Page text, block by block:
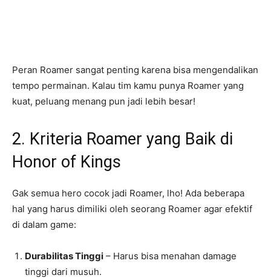
Peran Roamer sangat penting karena bisa mengendalikan
tempo permainan. Kalau tim kamu punya Roamer yang
kuat, peluang menang pun jadi lebih besar!
2. Kriteria Roamer yang Baik di
Honor of Kings
Gak semua hero cocok jadi Roamer, lho! Ada beberapa
hal yang harus dimiliki oleh seorang Roamer agar efektif
di dalam game:
Durabilitas Tinggi – Harus bisa menahan damage
tinggi dari musuh.